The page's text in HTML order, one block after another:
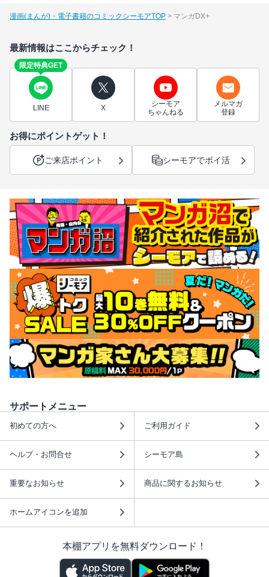
漫画(まんが)・電子書籍のコミックシーモアTOP マンガDX+
最新情報はここからチェック！
限定特典GET
LINE X
シーモア
ちゃんねる
メルマガ
登録
お得にポイントゲット！
ご来店ポイント シーモアでポイ活
サポートメニュー
初めての方へ ご利用ガイド
ヘルプ・お問合せ シーモア島
重要なお知らせ 商品に関するお知らせ
ホームアイコンを追加
本棚アプリを無料ダウンロード！